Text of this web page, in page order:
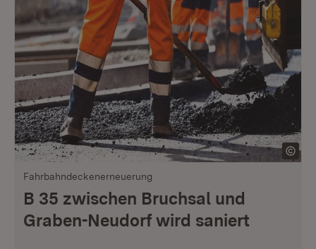
Fahrbahndeckenerneuerung
B 35 zwischen Bruchsal und
Graben-Neudorf wird saniert